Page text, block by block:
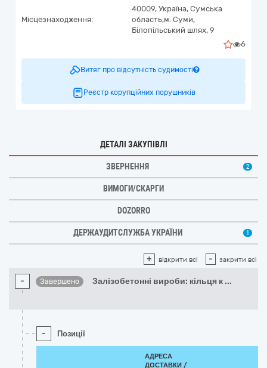
Місцезнаходження:
40009, Україна, Сумська
область,м. Суми,
Білопільський шлях, 9
6
Витяг про відсутність судимості
Реєстр корупційних порушників
ДЕТАЛІ ЗАКУПІВЛІ
ЗВЕРНЕННЯ 2
ВИМОГИ/СКАРГИ
DOZORRO
ДЕРЖАУДИТСЛУЖБА УКРАЇНИ 1
+ відкрити всі - закрити всі
- Завершено Залізобетонні вироби: кільця к ...
- Позиції
АДРЕСА
ДОСТАВКИ /